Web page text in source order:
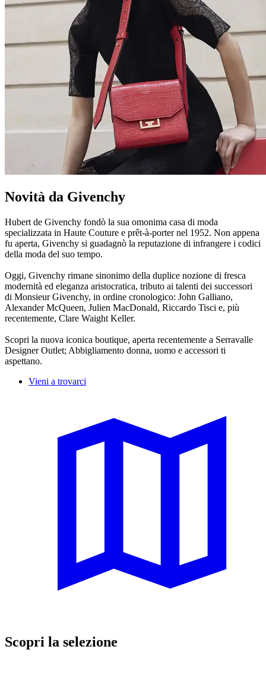
Novità da Givenchy
Hubert de Givenchy fondò la sua omonima casa di moda
specializzata in Haute Couture e prêt-à-porter nel 1952. Non appena
fu aperta, Givenchy si guadagnò la reputazione di infrangere i codici
della moda del suo tempo.
Oggi, Givenchy rimane sinonimo della duplice nozione di fresca
modernità ed eleganza aristocratica, tributo ai talenti dei successori
di Monsieur Givenchy, in ordine cronologico: John Galliano,
Alexander McQueen, Julien MacDonald, Riccardo Tisci e, più
recentemente, Clare Waight Keller.
Scopri la nuova iconica boutique, aperta recentemente a Serravalle
Designer Outlet; Abbigliamento donna, uomo e accessori ti
aspettano.
Vieni a trovarci
Scopri la selezione